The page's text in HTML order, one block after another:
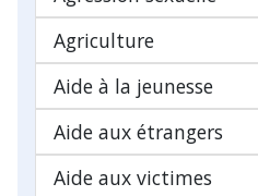
Agriculture
Aide à la jeunesse
Aide aux étrangers
Aide aux victimes